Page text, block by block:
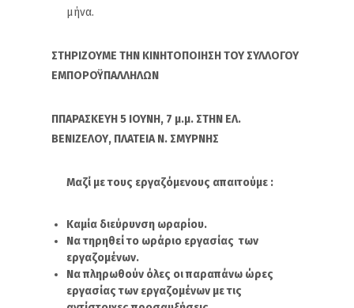
μήνα.
ΣΤΗΡΙΖΟΥΜΕ ΤΗΝ ΚΙΝΗΤΟΠΟΙΗΣΗ ΤΟΥ ΣΥΛΛΟΓΟΥ
ΕΜΠΟΡΟΫΠΑΛΛΗΛΩΝ
ΠΠΑΡΑΣΚΕΥΗ 5 ΙΟΥΝΗ, 7 μ.μ. ΣΤΗΝ ΕΛ.
ΒΕΝΙΖΕΛΟΥ, ΠΛΑΤΕΙΑ Ν. ΣΜΥΡΝΗΣ
Μαζί με τους εργαζόμενους απαιτούμε :
Καμία διεύρυνση ωραρίου.
Να τηρηθεί το ωράριο εργασίας των
εργαζομένων.
Να πληρωθούν όλες οι παραπάνω ώρες
εργασίας των εργαζομένων με τις